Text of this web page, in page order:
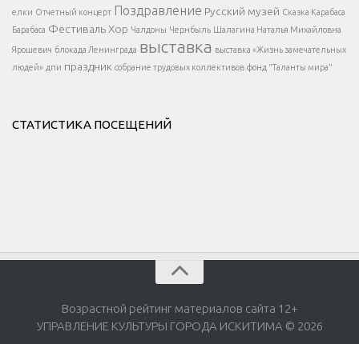
</div >
елки Отчетный концерт Поздравление Русский музей Сказка Карабаса
Барабаса Фестиваль Хор Чалдоны Чернбыль Шалагина Наталья Михайловна
Ярошевич блокада Ленинграда выставка выставка «Жизнь замечательных
людей» дпи праздник собрание трудовых коллективов фонд "Таланты мира"
СТАТИСТИКА ПОСЕЩЕНИЙ
Возрастной рейтинг материалов сайта 12+
УПРАВЛЕНИЕ КУЛЬТУРЫ ГОРОДА ИСКИТИМА © 2026